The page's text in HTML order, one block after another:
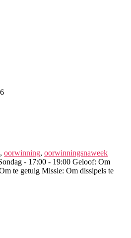
, oorwinning, oorwinningsnaweek
- 17:00 - 19:00 Geloof: Om
te getuig Missie: Om dissipels te